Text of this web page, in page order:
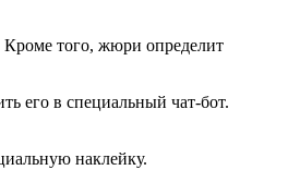
Кроме того, жюри определит
его в специальный чат-бот.
наклейку.